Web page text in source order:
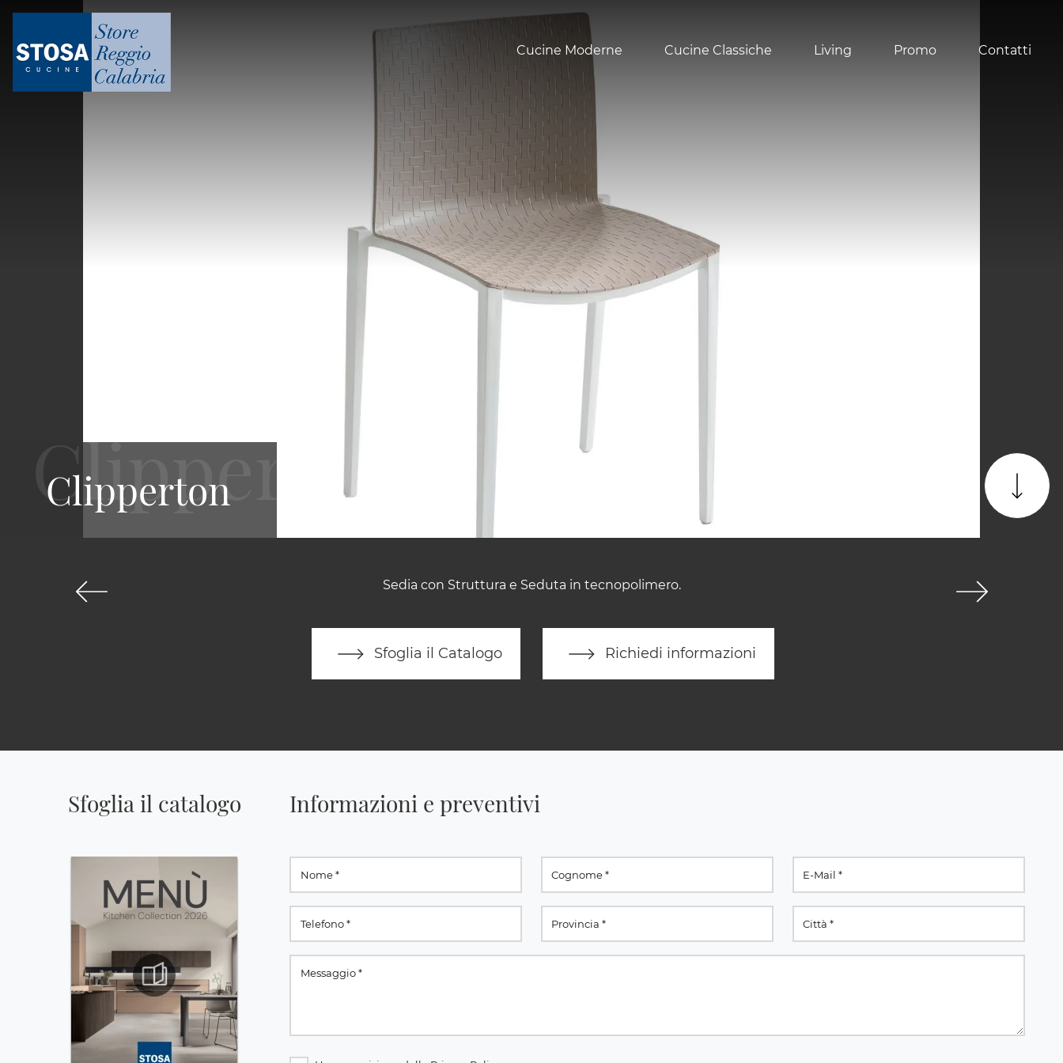
Cucine Moderne Cucine Classiche Living Promo Contatti
Sedia con Struttura e Seduta in tecnopolimero.
Sfoglia il Catalogo Richiedi informazioni
Clipperton
Sfoglia il catalogo Informazioni e preventivi